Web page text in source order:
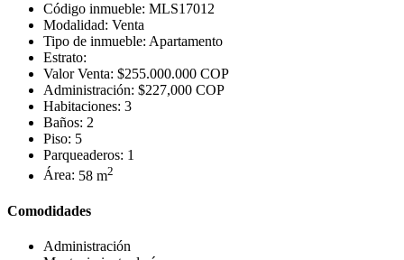
Código inmueble: MLS17012
Modalidad: Venta
Tipo de inmueble: Apartamento
Estrato:
Valor Venta: $255.000.000 COP
Administración: $227,000 COP
Habitaciones: 3
Baños: 2
Piso: 5
Parqueaderos: 1
Área: 58 m2
Comodidades
Administración